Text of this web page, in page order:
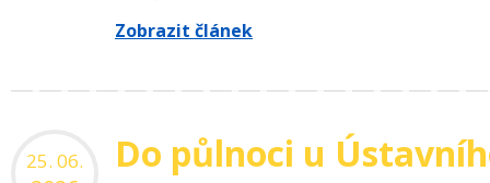
Zobrazit článek
25. 06.
Do půlnoci u